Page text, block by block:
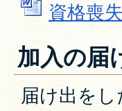
資格喪
加入の届
届け出を